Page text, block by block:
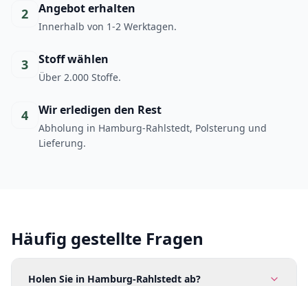
2 Angebot erhalten
Innerhalb von 1-2 Werktagen.
3 Stoff wählen
Über 2.000 Stoffe.
4 Wir erledigen den Rest
Abholung in Hamburg-Rahlstedt, Polsterung und
Lieferung.
Häufig gestellte Fragen
Holen Sie in Hamburg-Rahlstedt ab?